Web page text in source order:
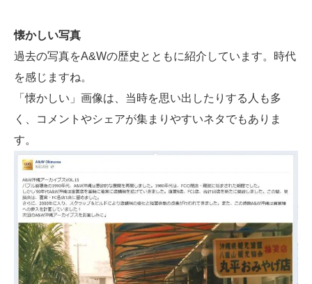
懐かしい写真
過去の写真をA&Wの歴史とともに紹介しています。時代
を感じますね。
「懐かしい」画像は、当時を思い出したりする人も多
く、コメントやシェアが集まりやすいネタでもありま
す。